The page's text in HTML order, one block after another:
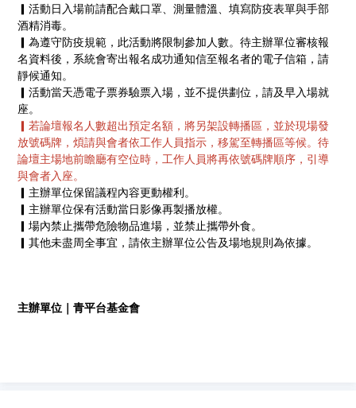
▎活動日入場前請配合戴口罩、測量體溫、填寫防疫表單與手部
酒精消毒。
▎為遵守防疫規範，此活動將限制參加人數。待主辦單位審核報
名資料後，系統會寄出報名成功通知信至報名者的電子信箱，請
靜候通知。
▎活動當天憑電子票券驗票入場，並不提供劃位，請及早入場就
座。
▎若論壇報名人數超出預定名額，將另架設轉播區，並於現場發
放號碼牌，煩請與會者依工作人員指示，移駕至轉播區等候。待
論壇主場地前瞻廳有空位時，工作人員將再依號碼牌順序，引導
與會者入座。
▎主辦單位保留議程內容更動權利。
▎主辦單位保有活動當日影像再製播放權。
▎場內禁止攜帶危險物品進場，並禁止攜帶外食。
▎其他未盡周全事宜，請依主辦單位公告及場地規則為依據。
主辦單位｜青平台基金會